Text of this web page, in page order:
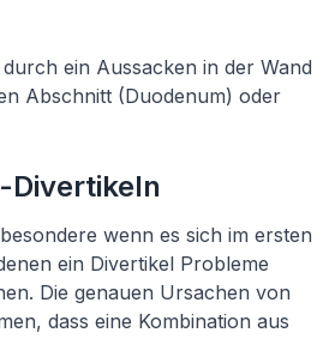
ein Aussacken in der Wand
Abschnitt (Duodenum) oder
Divertikeln
wenn es sich im ersten
ein Divertikel Probleme
Die genauen Ursachen von
dass eine Kombination aus